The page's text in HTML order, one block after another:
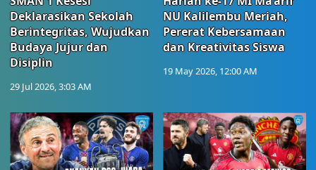
Deklarasikan Sekolah
Berintegritas, Wujudkan
Budaya Jujur dan
Disiplin
29 Jul 2026, 3:03 AM
NU Kalilembu Meriah,
Pererat Kebersamaan
dan Kreativitas Siswa
19 May 2026, 12:00 AM